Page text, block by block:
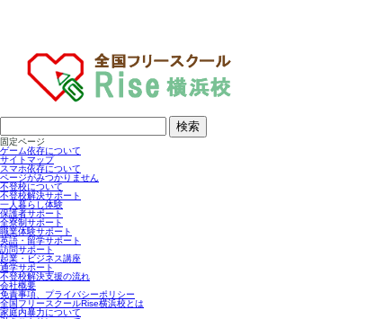
検
固定ページ
ゲーム依存について
サイトマップ
スマホ依存について
ページがみつかりません
不登校について
不登校解決サポート
一人暮らし体験
保護者サポート
全寮制サポート
職業体験サポート
英語・留学サポート
訪問サポート
起業・ビジネス講座
通学サポート
不登校解決支援の流れ
会社概要
免責事項、プライバシーポリシー
全国フリースクールRise横浜校とは
家庭内暴力について